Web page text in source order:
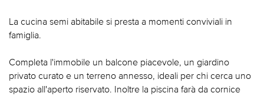
La cucina semi abitabile si presta a momenti conviviali in
famiglia.
Completa l'immobile un balcone piacevole, un giardino
privato curato e un terreno annesso, ideali per chi cerca uno
spazio all'aperto riservato. Inoltre la piscina farà da cornice